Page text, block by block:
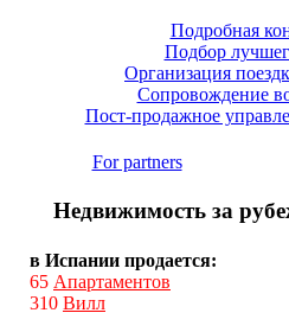
Подробная
Подбор
Организация
Сопровождение
Пост-продажное
For partners
Недвижимость за
в Испании продается:
65 Апартаментов
310 Вилл